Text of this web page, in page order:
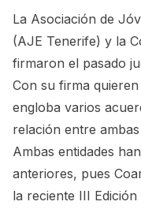
La Asociación de
(AJE Tenerife) y la
firmaron el pasado
Con su firma
engloba varios
relación entre ambas
Ambas entidades
anteriores, pues
la reciente III